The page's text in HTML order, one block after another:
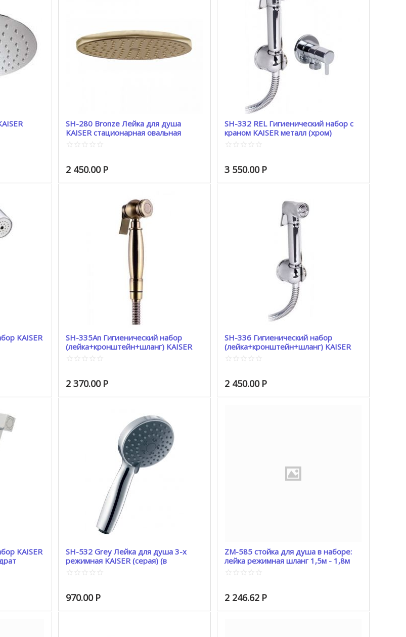
SH-280 Bronze Лейка для душа
KAISER стационарная овальная
2 450.00 Р
SH-332 REL Гигиенический набор с
краном KAISER металл (хром)
3 550.00 Р
KAISER
SH-335An Гигиенический набор
(лейка+кронштейн+шланг) KAISER
2 370.00 Р
SH-336 Гигиенический набор
(лейка+кронштейн+шланг) KAISER
2 450.00 Р
KAISER
SH-532 Grey Лейка для душа 3-х
режимная KAISER (серая) (в
970.00 Р
ZM-585 стойка для душа в наборе:
лейка режимная шланг 1,5м - 1,8м
2 246.62 Р